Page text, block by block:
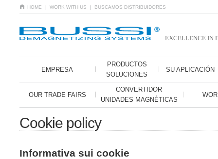
EXCELLENCE IN
EMPRESA
PRODUCTOS
SOLUCIONES
SU APLICACIÓN
OUR TRADE FAIRS
CONVERTIDOR
UNIDADES MAGNÉTICAS
HOME | BUSCAMOS DISTRIBUIDORES
| WORK WITH US
Cookie policy
Informativa sui cookie